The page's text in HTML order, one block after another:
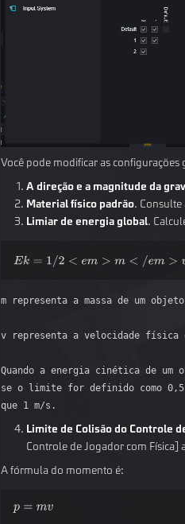
Você pode modificar as configurações
A direção e a magnitude da
Material físico padrão. Consulte
Limiar de energia global.
m representa a massa de um
v representa a velocidade física
Quando a energia cinética de
se o limite for definido como 0,5,
Limite de Colisão do Controle
Controle de Jogador com
A fórmula do momento é: